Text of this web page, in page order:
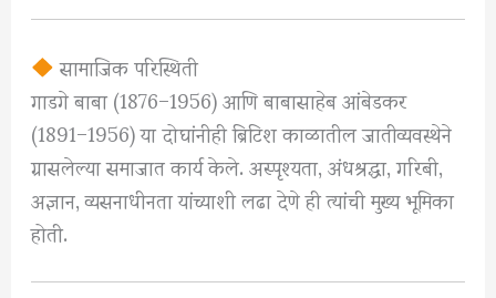
सामाजिक परिस्थिती
गाडगे बाबा (1876–1956) आणि बाबासाहेब आंबेडकर
(1891–1956) या दोघांनीही ब्रिटिश काळातील जातीव्यवस्थेने
ग्रासलेल्या समाजात कार्य केले. अस्पृश्यता, अंधश्रद्धा, गरिबी,
अज्ञान, व्यसनाधीनता यांच्याशी लढा देणे ही त्यांची मुख्य भूमिका
होती.